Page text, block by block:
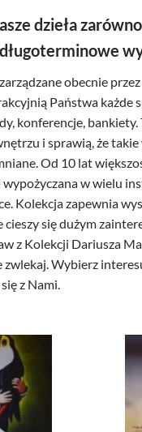
dzieła
obecnie
Państwa
konferencje, bankiety.
i sprawią, że
Od 10 lat
wypożyczana w wielu
Kolekcja zapewnia
cieszy się dużym
z Kolekcji Dariusza
zwlekaj. Wybierz
z Nami.